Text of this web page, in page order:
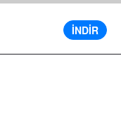
İNDİR
0